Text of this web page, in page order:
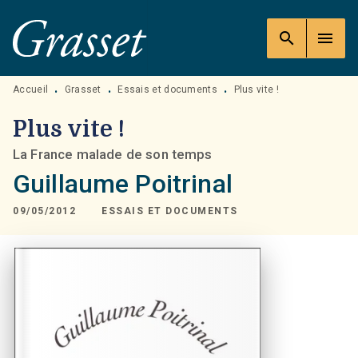
MENU RECHERCHE
PIED DE PAGE
search menu
Accueil • Grasset • Essais et documents • Plus vite !
Plus vite !
La France malade de son temps
Guillaume Poitrinal
09/05/2012 ESSAIS ET DOCUMENTS